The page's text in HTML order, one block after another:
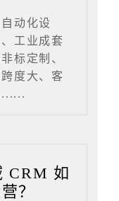
动化设
工业成套
标定制、
度大、客
......
CRM 如
？